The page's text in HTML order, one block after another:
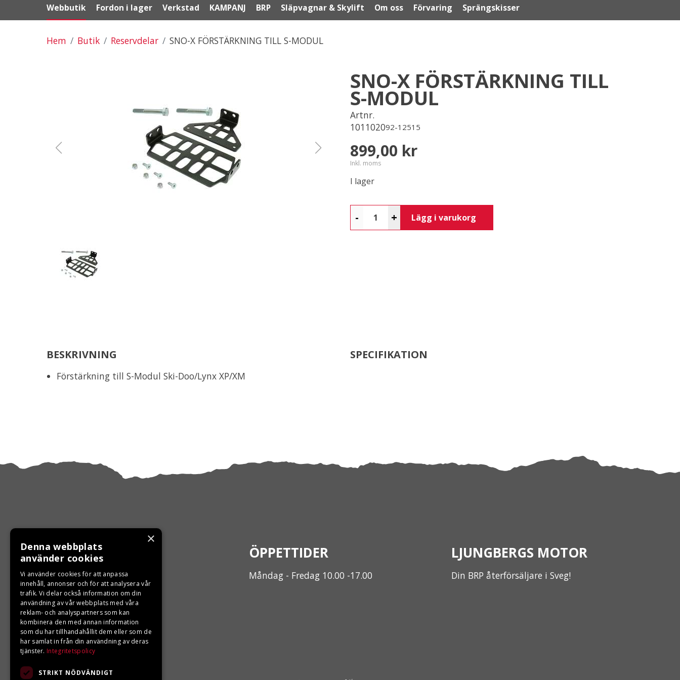
Webbutik Fordon i lager Verkstad KAMPANJ BRP Släpvagnar & Skylift Om oss Förvaring Sprängskisser
Hem Butik Reservdelar SNO-X FÖRSTÄRKNING TILL S-MODUL
SNO-X FÖRSTÄRKNING TILL
S-MODUL
Artnr.
101102092-12515
899,00 kr
Inkl. moms
I lager
- + Lägg i varukorg
BESKRIVNING
Förstärkning till S-Modul Ski-Doo/Lynx XP/XM
SPECIFIKATION
KONTAKTA OSS
Ångra ditt köp
0680-103 60
info@ljungbergsmotor.se
Kolgatan 1C, 842 31 Sveg
ÖPPETTIDER
Måndag - Fredag 10.00 -17.00
LJUNGBERGS MOTOR
Din BRP återförsäljare i Sveg!
×
Denna webbplats
använder cookies
Vi använder cookies för att anpassa
innehåll, annonser och för att analysera vår
trafik. Vi delar också information om din
användning av vår webbplats med våra
reklam- och analyspartners som kan
kombinera den med annan information
som du har tillhandahållit dem eller som de
har samlat in från din användning av deras
tjänster. Integritetspolicy
STRIKT NÖDVÄNDIGT